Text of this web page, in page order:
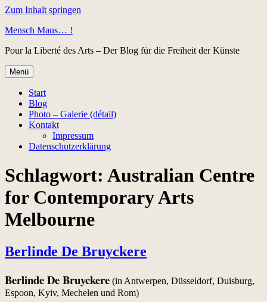
Zum Inhalt springen
Mensch Maus… !
Pour la Liberté des Arts – Der Blog für die Freiheit der Künste
Menü
Start
Blog
Photo – Galerie (détail)
Kontakt
Impressum
Datenschutzerklärung
Schlagwort: Australian Centre
for Contemporary Arts
Melbourne
Berlinde De Bruyckere
Berlinde De Bruyckere (in Antwerpen, Düsseldorf, Duisburg,
Espoon, Kyiv, Mechelen und Rom)